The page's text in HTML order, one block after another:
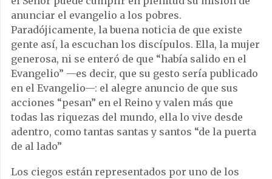
anunciar el evangelio a los pobres.
Paradójicamente, la buena noticia de que existe
gente así, la escuchan los discípulos. Ella, la mujer
generosa, ni se enteró de que “había salido en el
Evangelio” —es decir, que su gesto sería publicado
en el Evangelio—: el alegre anuncio de que sus
acciones “pesan” en el Reino y valen más que
todas las riquezas del mundo, ella lo vive desde
adentro, como tantas santas y santos “de la puerta
de al lado”
Los ciegos están representados por uno de los